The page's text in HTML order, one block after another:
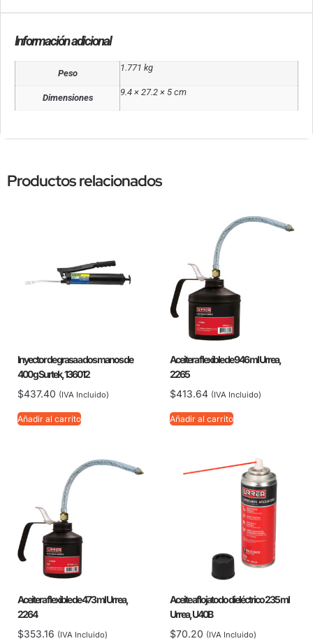
Información adicional
Peso
1.771 kg
Dimensiones
9.4 × 27.2 × 5 cm
Productos relacionados
Inyector de grasa a dos manos de
400 g Surtek, 136012
$437.40 (IVA Incluido)
Añadir al carrito
Aceitera flexible de 946 ml Urrea,
2265
$413.64 (IVA Incluido)
Añadir al carrito
Aceitera flexible de 473 ml Urrea,
2264
$353.16 (IVA Incluido)
Aceite aflojatodo dieléctrico 235 ml
Urrea, U40B
$70.20 (IVA Incluido)